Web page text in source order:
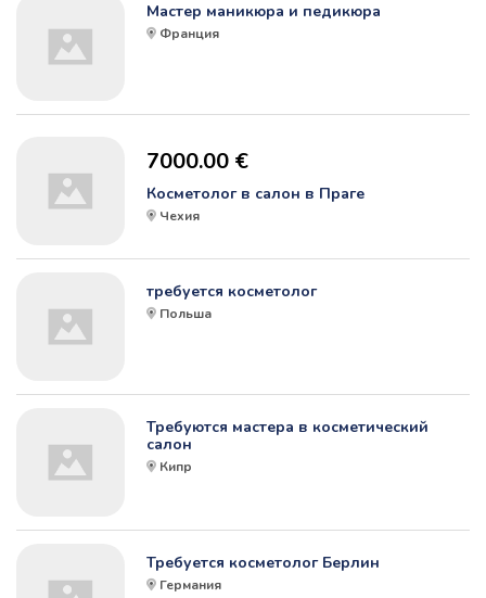
Мастер маникюра и педикюра
Франция
7000.00 €
Косметолог в салон в Праге
Чехия
требуется косметолог
Польша
Требуются мастера в косметический
салон
Кипр
Требуется косметолог Берлин
Германия